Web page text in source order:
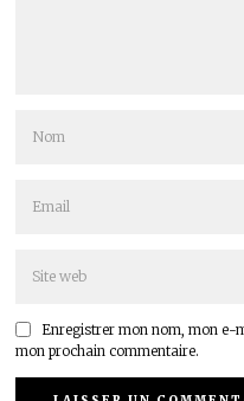
Enregistrer mon nom, mon e-
mon prochain commentaire.